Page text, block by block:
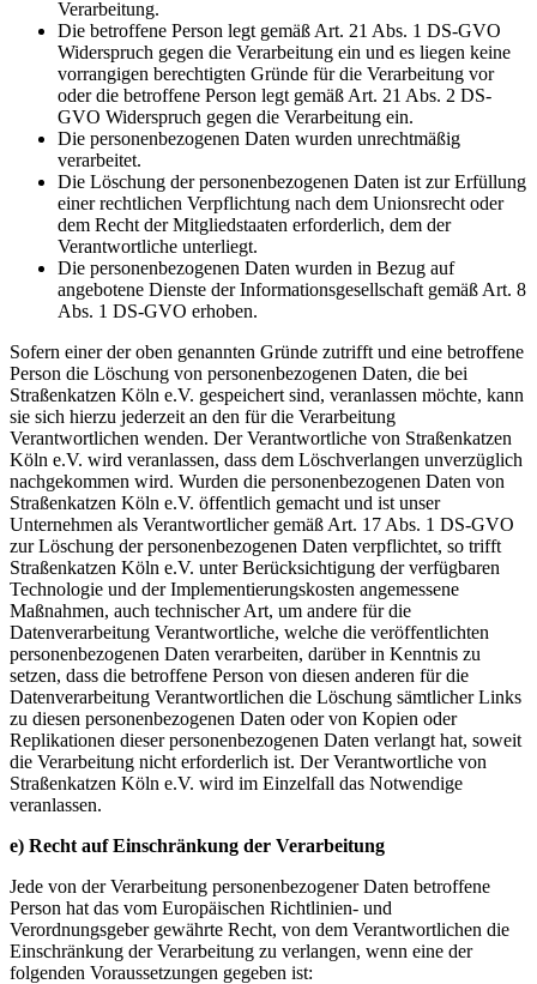
Verarbeitung.
Die betroffene Person legt gemäß Art. 21 Abs. 1 DS-GVO
Widerspruch gegen die Verarbeitung ein und es liegen keine
vorrangigen berechtigten Gründe für die Verarbeitung vor
oder die betroffene Person legt gemäß Art. 21 Abs. 2 DS-
GVO Widerspruch gegen die Verarbeitung ein.
Die personenbezogenen Daten wurden unrechtmäßig
verarbeitet.
Die Löschung der personenbezogenen Daten ist zur Erfüllung
einer rechtlichen Verpflichtung nach dem Unionsrecht oder
dem Recht der Mitgliedstaaten erforderlich, dem der
Verantwortliche unterliegt.
Die personenbezogenen Daten wurden in Bezug auf
angebotene Dienste der Informationsgesellschaft gemäß Art. 8
Abs. 1 DS-GVO erhoben.
Sofern einer der oben genannten Gründe zutrifft und eine betroffene
Person die Löschung von personenbezogenen Daten, die bei
Straßenkatzen Köln e.V. gespeichert sind, veranlassen möchte, kann
sie sich hierzu jederzeit an den für die Verarbeitung
Verantwortlichen wenden. Der Verantwortliche von Straßenkatzen
Köln e.V. wird veranlassen, dass dem Löschverlangen unverzüglich
nachgekommen wird. Wurden die personenbezogenen Daten von
Straßenkatzen Köln e.V. öffentlich gemacht und ist unser
Unternehmen als Verantwortlicher gemäß Art. 17 Abs. 1 DS-GVO
zur Löschung der personenbezogenen Daten verpflichtet, so trifft
Straßenkatzen Köln e.V. unter Berücksichtigung der verfügbaren
Technologie und der Implementierungskosten angemessene
Maßnahmen, auch technischer Art, um andere für die
Datenverarbeitung Verantwortliche, welche die veröffentlichten
personenbezogenen Daten verarbeiten, darüber in Kenntnis zu
setzen, dass die betroffene Person von diesen anderen für die
Datenverarbeitung Verantwortlichen die Löschung sämtlicher Links
zu diesen personenbezogenen Daten oder von Kopien oder
Replikationen dieser personenbezogenen Daten verlangt hat, soweit
die Verarbeitung nicht erforderlich ist. Der Verantwortliche von
Straßenkatzen Köln e.V. wird im Einzelfall das Notwendige
veranlassen.
e) Recht auf Einschränkung der Verarbeitung
Jede von der Verarbeitung personenbezogener Daten betroffene
Person hat das vom Europäischen Richtlinien- und
Verordnungsgeber gewährte Recht, von dem Verantwortlichen die
Einschränkung der Verarbeitung zu verlangen, wenn eine der
folgenden Voraussetzungen gegeben ist: